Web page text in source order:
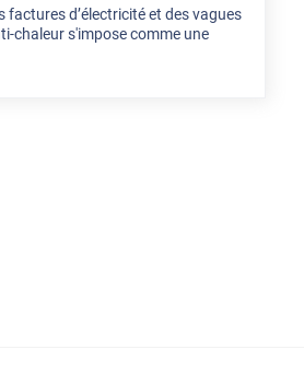
factures d’électricité et des vagues
chaleur s'impose comme une